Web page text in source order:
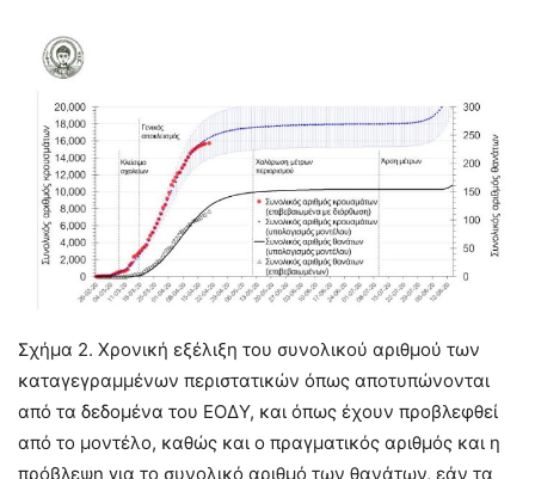
Σχήμα 2. Χρονική εξέλιξη του συνολικού αριθμού των
καταγεγραμμένων περιστατικών όπως αποτυπώνονται
από τα δεδομένα του ΕΟΔΥ, και όπως έχουν προβλεφθεί
από το μοντέλο, καθώς και ο πραγματικός αριθμός και η
πρόβλεψη για το συνολικό αριθμό των θανάτων, εάν τα